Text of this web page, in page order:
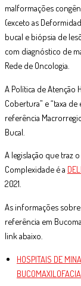
malformações
(exceto as
bucal e biópsia de
com diagnóstico de
Rede de Oncologia.
A Política de Atenção
Cobertura” e “taxa
referência
Bucal.
A legislação que traz
Complexidade é a
2021.
As informações
referência em
link abaixo.
HOSPITAIS DE